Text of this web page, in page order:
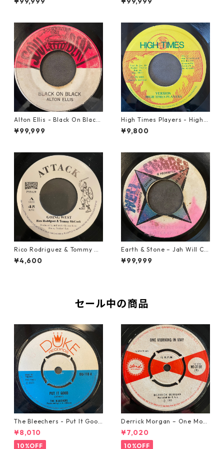
Alton Ellis - Black On Black
【7-21982】
¥99,999
High Times Players - High T
imes Theme【7-21926】
¥9,800
Rico Rodriguez & Tommy Mc
Cook - Going West【7-2198
3】
¥4,600
Earth & Stone – Jah Will Cu
t You Down【7-21914】
¥99,999
セール中の商品
The Bleechers - Put It Good
【7-21637】
¥8,010
10%OFF
Derrick Morgan – One Morn
ing In May【7-21653】
¥7,020
10%OFF